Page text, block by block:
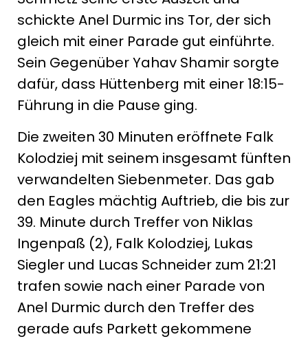
schickte Anel Durmic ins Tor, der sich
gleich mit einer Parade gut einführte.
Sein Gegenüber Yahav Shamir sorgte
dafür, dass Hüttenberg mit einer 18:15-
Führung in die Pause ging.
Die zweiten 30 Minuten eröffnete Falk
Kolodziej mit seinem insgesamt fünften
verwandelten Siebenmeter. Das gab
den Eagles mächtig Auftrieb, die bis zur
39. Minute durch Treffer von Niklas
Ingenpaß (2), Falk Kolodziej, Lukas
Siegler und Lucas Schneider zum 21:21
trafen sowie nach einer Parade von
Anel Durmic durch den Treffer des
gerade aufs Parkett gekommene